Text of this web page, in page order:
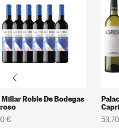
Palacio De Bornos La
Caprichosa
53,70 €